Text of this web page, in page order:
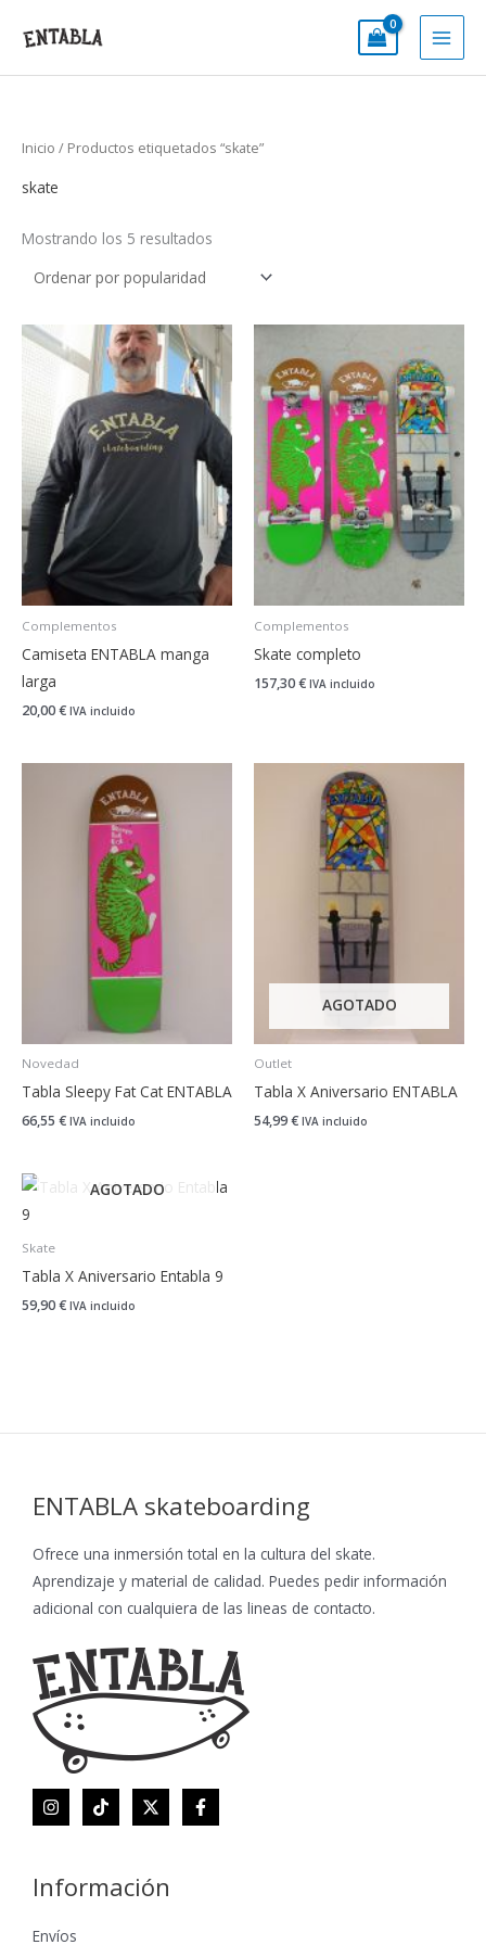
Inicio / Productos etiquetados “skate”
skate
Mostrando los 5 resultados
Complementos
Camiseta ENTABLA manga
larga
20,00€ IVA incluido
Complementos
Skate completo
157,30€ IVA incluido
Novedad
Tabla Sleepy Fat Cat ENTABLA
66,55 € IVA incluido
AGOTADO
Outlet
Tabla X Aniversario ENTABLA
54,99€ IVA incluido
AGOTADO
Skate
Tabla X Aniversario Entabla 9
59,90€ IVA incluido
ENTABLA skateboarding
Ofrece una inmersión total en la cultura del skate.
Aprendizaje y material de calidad. Puedes pedir información
adicional con cualquiera de las lineas de contacto.
Información
Envíos